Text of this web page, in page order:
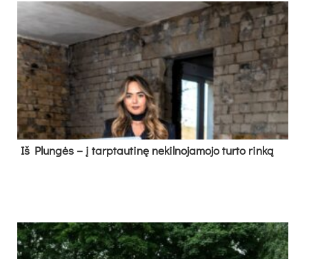
Iš Plungės – į tarptautinę nekilnojamojo turto rinką